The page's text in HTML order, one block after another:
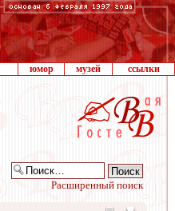
юмор музей ссылки
Расширенный поиск